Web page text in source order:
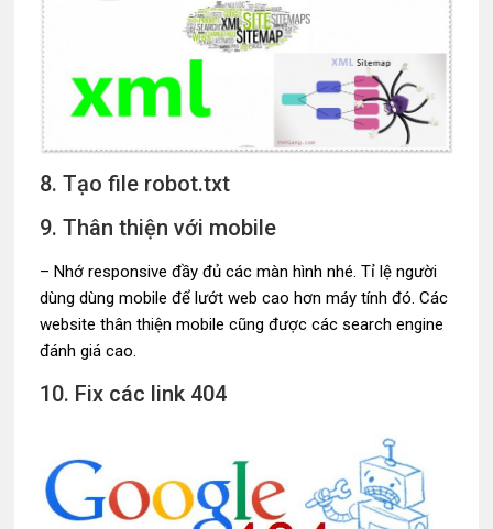
8. Tạo file robot.txt
9. Thân thiện với mobile
– Nhớ responsive đầy đủ các màn hình nhé. Tỉ lệ người
dùng dùng mobile để lướt web cao hơn máy tính đó. Các
website thân thiện mobile cũng được các search engine
đánh giá cao.
10. Fix các link 404